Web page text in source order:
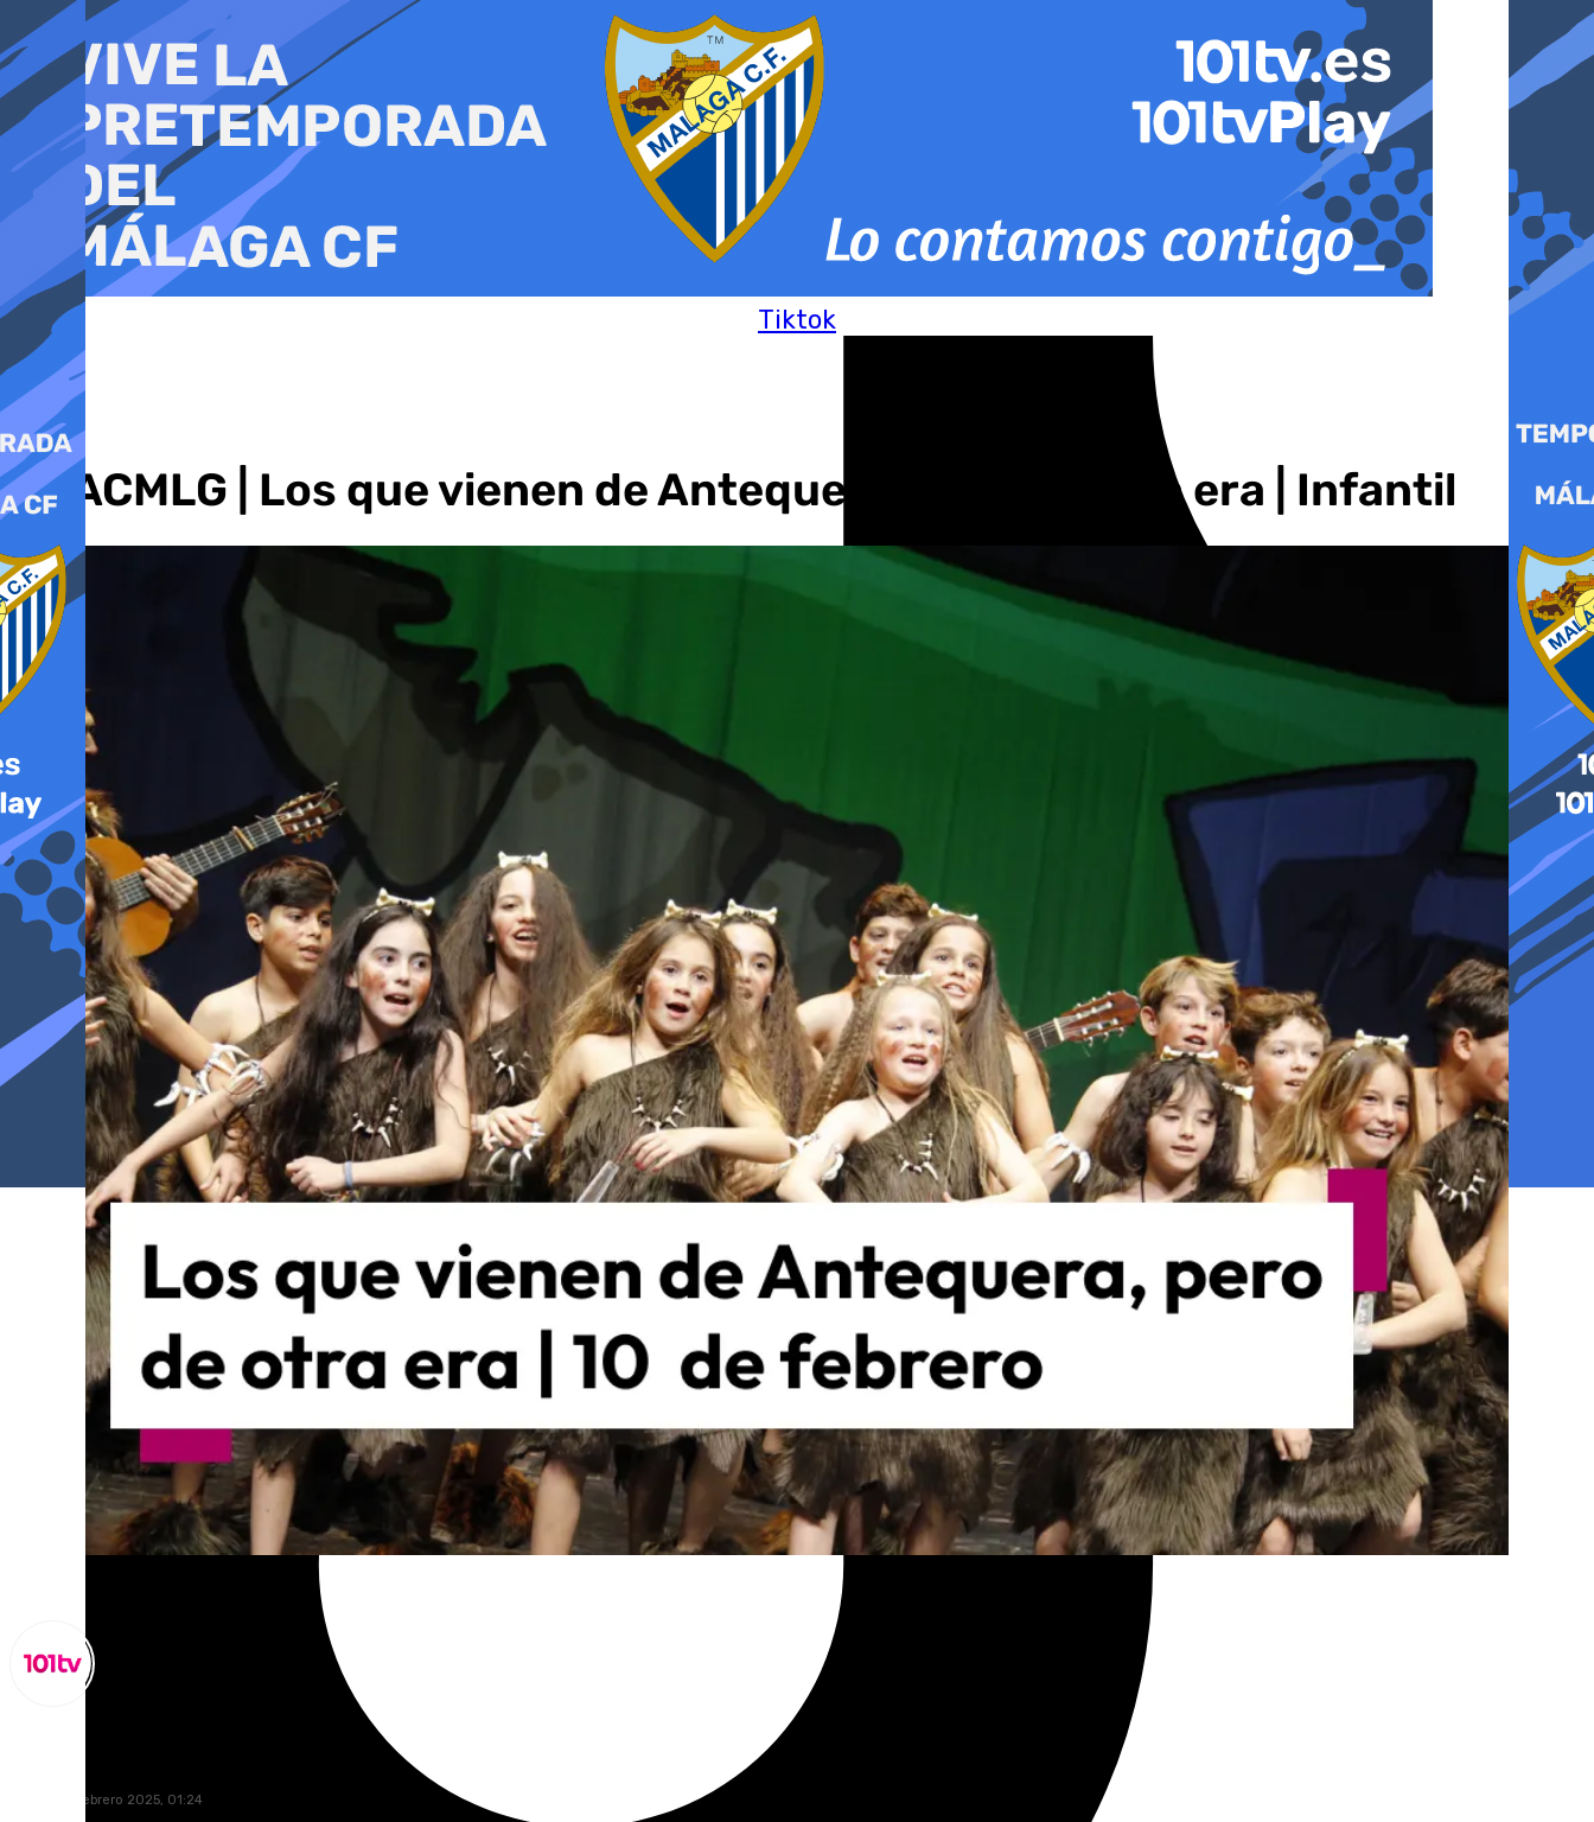
al
contenido
Tiktok
COACMLG | Los que vienen de Antequera, pero de otra era | Infantil
martes, 11 febrero 2025, 01:24